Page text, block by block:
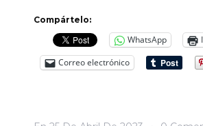
Compártelo:
WhatsApp
Correo electrónico